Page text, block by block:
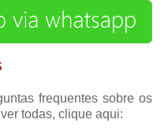
frequentes sobre os
todas, clique aqui: